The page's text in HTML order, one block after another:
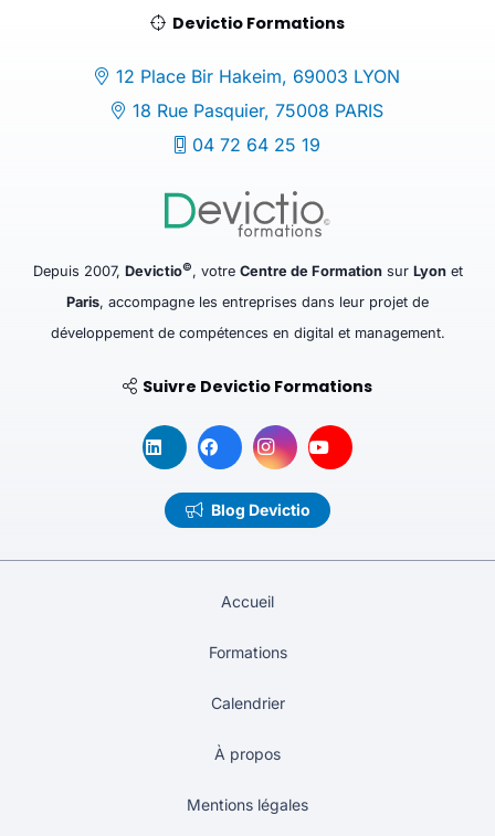
Devictio Formations
12 Place Bir Hakeim, 69003 LYON
18 Rue Pasquier, 75008 PARIS
04 72 64 25 19
Depuis 2007, Devictio©, votre Centre de Formationsur Lyonet
Paris, accompagne les entreprises dans leur projet de
développement de compétences en digital et management.
Suivre Devictio Formations
Blog Devictio
Accueil
Formations
Calendrier
À propos
Mentions légales